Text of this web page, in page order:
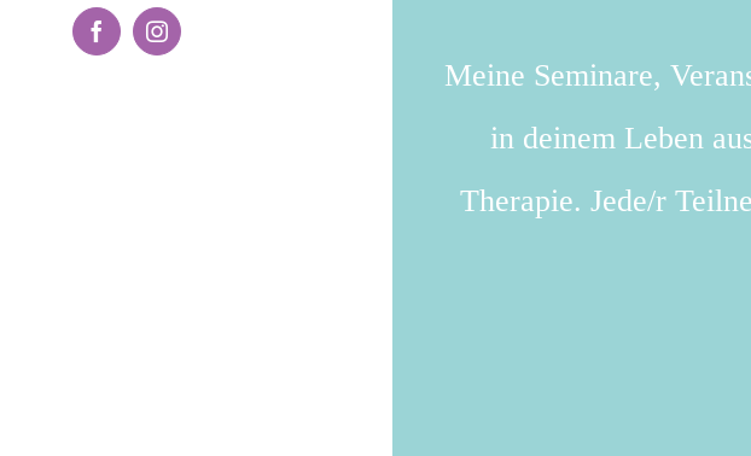
FacebookInstagram
Meine Seminare,
in deinem Leben
Therapie. Jede/r